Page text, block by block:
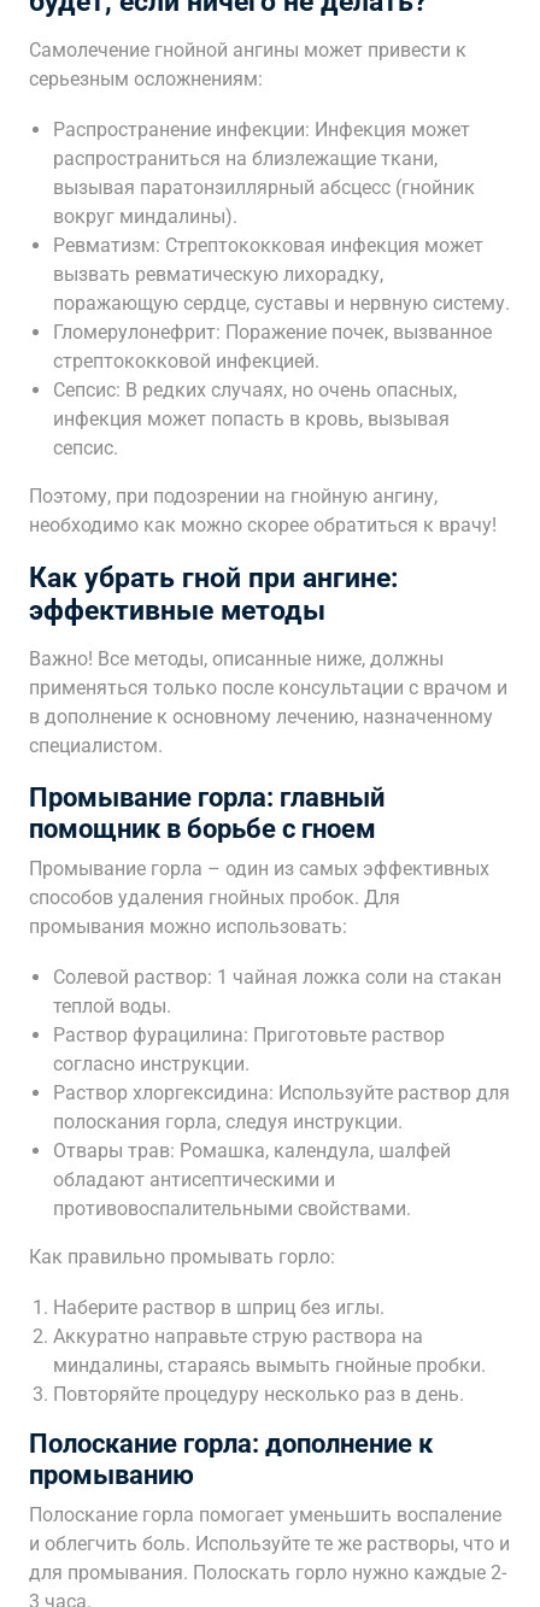
Самолечение гнойной ангины может привести к
серьезным осложнениям:
Распространение инфекции: Инфекция может
распространиться на близлежащие ткани,
вызывая паратонзиллярный абсцесс (гнойник
вокруг миндалины).
Ревматизм: Стрептококковая инфекция может
вызвать ревматическую лихорадку,
поражающую сердце, суставы и нервную систему.
Гломерулонефрит: Поражение почек, вызванное
стрептококковой инфекцией.
Сепсис: В редких случаях, но очень опасных,
инфекция может попасть в кровь, вызывая
сепсис.
Поэтому, при подозрении на гнойную ангину,
необходимо как можно скорее обратиться к врачу!
Как убрать гной при ангине:
эффективные методы
Важно! Все методы, описанные ниже, должны
применяться только после консультации с врачом и
в дополнение к основному лечению, назначенному
специалистом.
Промывание горла: главный
помощник в борьбе с гноем
Промывание горла – один из самых эффективных
способов удаления гнойных пробок. Для
промывания можно использовать:
Солевой раствор: 1 чайная ложка соли на стакан
теплой воды.
Раствор фурацилина: Приготовьте раствор
согласно инструкции.
Раствор хлоргексидина: Используйте раствор для
полоскания горла, следуя инструкции.
Отвары трав: Ромашка, календула, шалфей
обладают антисептическими и
противовоспалительными свойствами.
Как правильно промывать горло:
Наберите раствор в шприц без иглы.
Аккуратно направьте струю раствора на
миндалины, стараясь вымыть гнойные пробки.
Повторяйте процедуру несколько раз в день.
Полоскание горла: дополнение к
промыванию
Полоскание горла помогает уменьшить воспаление
и облегчить боль. Используйте те же растворы, что и
для промывания. Полоскать горло нужно каждые 2-
3 часа.